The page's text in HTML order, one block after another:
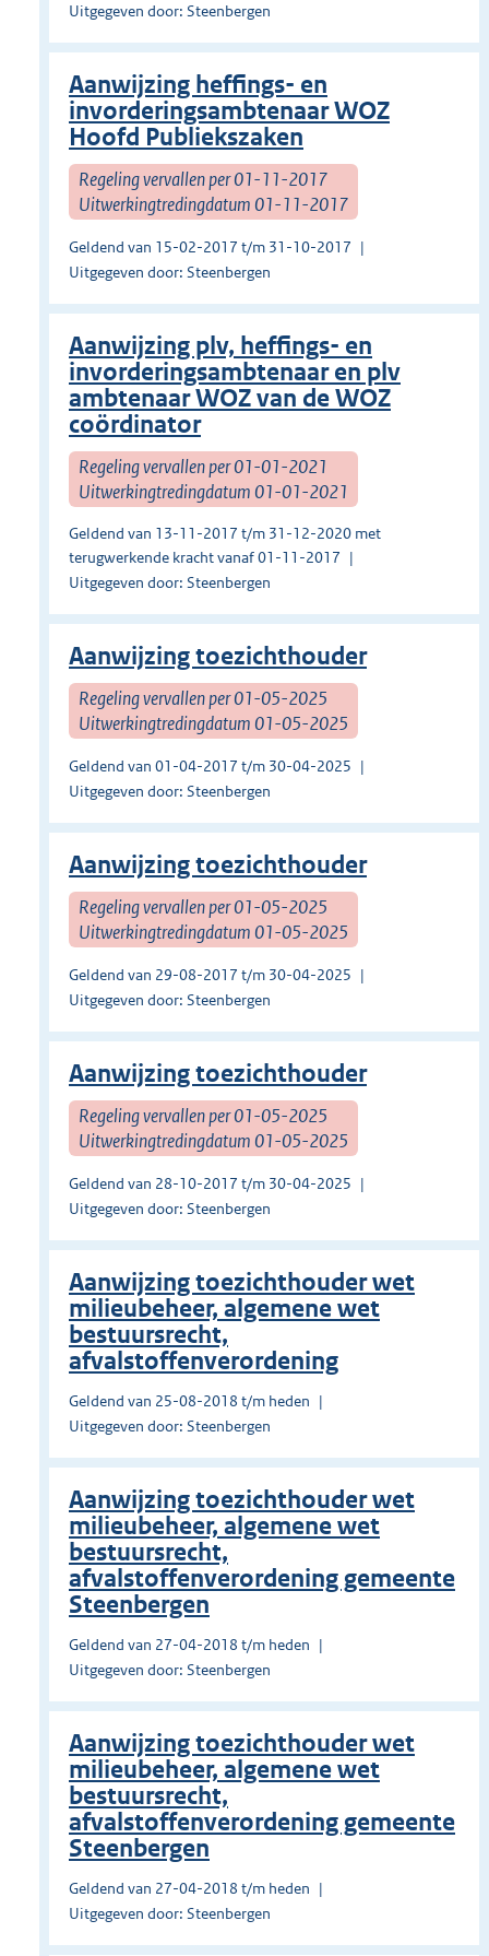
Uitgegeven door: Steenbergen
Aanwijzing heffings- en
invorderingsambtenaar WOZ
Hoofd Publiekszaken
Regeling vervallen per 01-11-2017
Uitwerkingtredingdatum 01-11-2017
Geldend van 15-02-2017 t/m 31-10-2017
Uitgegeven door: Steenbergen
Aanwijzing plv, heffings- en
invorderingsambtenaar en plv
ambtenaar WOZ van de WOZ
coördinator
Regeling vervallen per 01-01-2021
Uitwerkingtredingdatum 01-01-2021
Geldend van 13-11-2017 t/m 31-12-2020 met
terugwerkende kracht vanaf 01-11-2017
Uitgegeven door: Steenbergen
Aanwijzing toezichthouder
Regeling vervallen per 01-05-2025
Uitwerkingtredingdatum 01-05-2025
Geldend van 01-04-2017 t/m 30-04-2025
Uitgegeven door: Steenbergen
Aanwijzing toezichthouder
Regeling vervallen per 01-05-2025
Uitwerkingtredingdatum 01-05-2025
Geldend van 29-08-2017 t/m 30-04-2025
Uitgegeven door: Steenbergen
Aanwijzing toezichthouder
Regeling vervallen per 01-05-2025
Uitwerkingtredingdatum 01-05-2025
Geldend van 28-10-2017 t/m 30-04-2025
Uitgegeven door: Steenbergen
Aanwijzing toezichthouder wet
milieubeheer, algemene wet
bestuursrecht,
afvalstoffenverordening
Geldend van 25-08-2018 t/m heden
Uitgegeven door: Steenbergen
Aanwijzing toezichthouder wet
milieubeheer, algemene wet
bestuursrecht,
afvalstoffenverordening gemeente
Steenbergen
Geldend van 27-04-2018 t/m heden
Uitgegeven door: Steenbergen
Aanwijzing toezichthouder wet
milieubeheer, algemene wet
bestuursrecht,
afvalstoffenverordening gemeente
Steenbergen
Geldend van 27-04-2018 t/m heden
Uitgegeven door: Steenbergen